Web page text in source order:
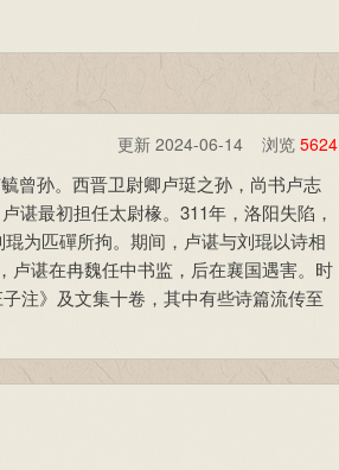
更新 2024-06-14 浏览 5624
曾孙。西晋卫尉卿卢珽之孙，尚书卢志
谌最初担任太尉椽。311年，洛阳失陷，
为匹磾所拘。期间，卢谌与刘琨以诗相
卢谌在冉魏任中书监，后在襄国遇害。时
注》及文集十卷，其中有些诗篇流传至